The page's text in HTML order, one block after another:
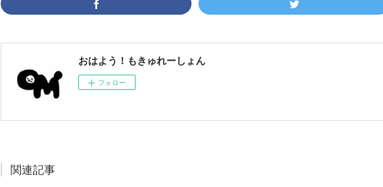
おはよう！もきゅれーしょん
フォロー
関連記事